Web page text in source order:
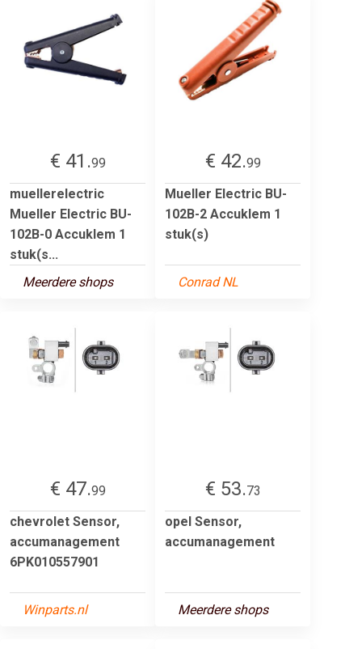
€ 41.99
muellerelectric
Mueller Electric BU-
102B-0 Accuklem 1
stuk(s...
Meerdere shops
€ 42.99
Mueller Electric BU-
102B-2 Accuklem 1
stuk(s)
Conrad NL
€ 47.99
chevrolet Sensor,
accumanagement
6PK010557901
Winparts.nl
€ 53.73
opel Sensor,
accumanagement
Meerdere shops